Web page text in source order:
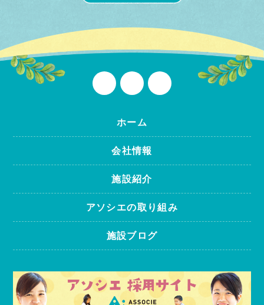
ホーム
会社情報
施設紹介
アソシエの取り組み
施設ブログ